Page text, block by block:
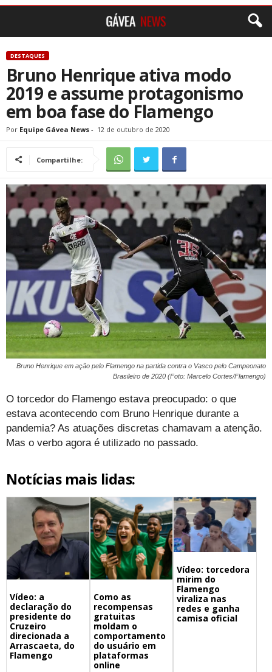
DESTAQUES
Bruno Henrique ativa modo
2019 e assume protagonismo
em boa fase do Flamengo
Por Equipe Gávea News - 12 de outubro de 2020
Compartilhe:
Bruno Henrique em ação pelo Flamengo na partida contra o Vasco pelo Campeonato
Brasileiro de 2020 (Foto: Marcelo Cortes/Flamengo)
O torcedor do Flamengo estava preocupado: o que
estava acontecendo com Bruno Henrique durante a
pandemia? As atuações discretas chamavam a atenção.
Mas o verbo agora é utilizado no passado.
Notícias mais lidas:
Vídeo: a
declaração do
presidente do
Cruzeiro
direcionada a
Arrascaeta, do
Flamengo
Como as
recompensas
gratuitas
moldam o
comportamento
do usuário em
plataformas
online
Vídeo: torcedora
mirim do
Flamengo
viraliza nas
redes e ganha
camisa oficial